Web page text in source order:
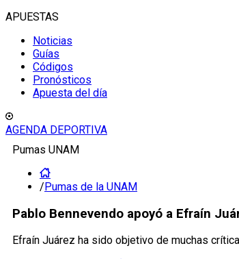
APUESTAS
Noticias
Guías
Códigos
Pronósticos
Apuesta del día
AGENDA DEPORTIVA
Pumas UNAM
/Pumas de la UNAM
Pablo Bennevendo apoyó a Efraín
Efraín Juárez ha sido objetivo de muchas